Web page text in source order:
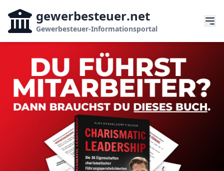
gewerbesteuer.net
Gewerbesteuer-Informationsportal